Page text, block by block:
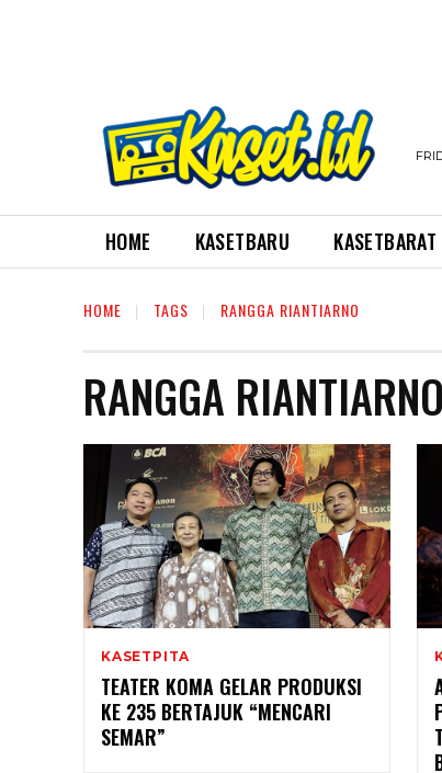
HOME KASETBARU KASETBARAT
HOME TAGS RANGGA RIANTIARNO
RANGGA RIANTIARNO
KASETPITA
TEATER KOMA GELAR PRODUKSI
KE 235 BERTAJUK “MENCARI
SEMAR”